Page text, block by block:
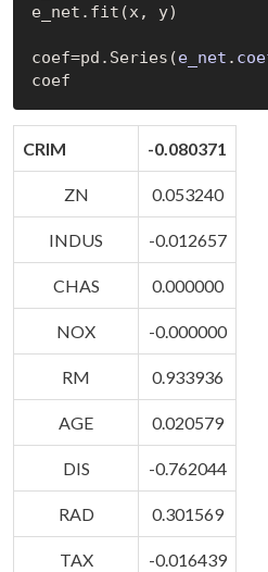
e_net.fit(x, y)
coef=pd. Series(e_net .
CRIM -0.080371
ZN 0.053240
INDUS -0.012657
CHAS 0.000000
NOX -0.000000
RM 0.933936
AGE 0.020579
DIS -0.762044
RAD 0.301569
TAX -0.016439